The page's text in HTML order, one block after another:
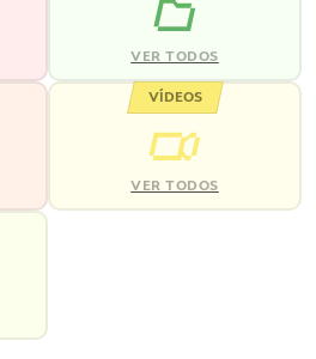
VER TODOS
VÍDEOS
VER TODOS